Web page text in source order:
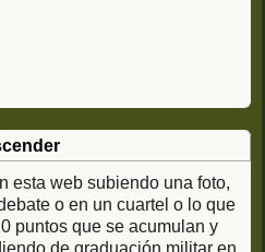
esta web subiendo una foto,
o en un cuartel o lo que
puntos que se acumulan y
de graduación militar en